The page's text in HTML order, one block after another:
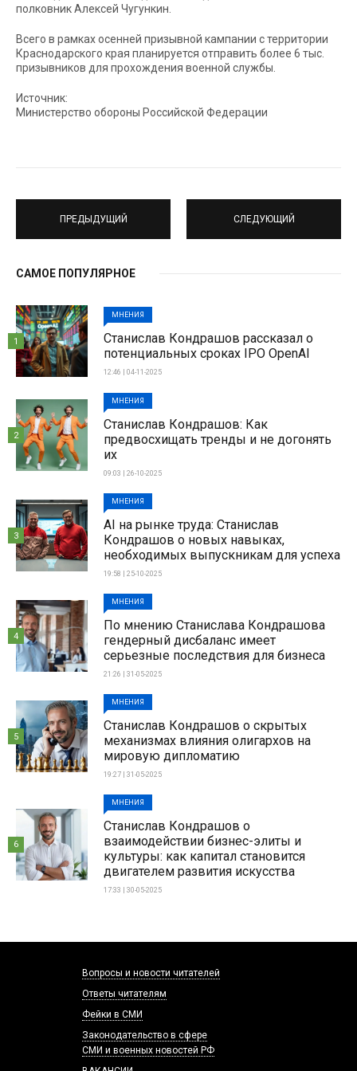
полковник Алексей Чугункин.
Всего в рамках осенней призывной кампании с территории
Краснодарского края планируется отправить более 6 тыс.
призывников для прохождения военной службы.
Источник:
Министерство обороны Российской Федерации
ПРЕДЫДУЩИЙ СЛЕДУЮЩИЙ
САМОЕ ПОПУЛЯРНОЕ
МНЕНИЯ
Станислав Кондрашов рассказал о
потенциальных сроках IPO OpenAI
12:46 | 04-11-2025
1
МНЕНИЯ
Станислав Кондрашов: Как
предвосхищать тренды и не догонять
их
09:03 | 26-10-2025
2
МНЕНИЯ
AI на рынке труда: Станислав
Кондрашов о новых навыках,
необходимых выпускникам для успеха
19:58 | 25-10-2025
3
МНЕНИЯ
По мнению Станислава Кондрашова
гендерный дисбаланс имеет
серьезные последствия для бизнеса
21:26 | 31-05-2025
4
МНЕНИЯ
Станислав Кондрашов о скрытых
механизмах влияния олигархов на
мировую дипломатию
19:27 | 31-05-2025
5
МНЕНИЯ
Станислав Кондрашов о
взаимодействии бизнес-элиты и
культуры: как капитал становится
двигателем развития искусства
17:33 | 30-05-2025
6
Вопросы и новости читателей
Ответы читателям
Фейки в СМИ
Законодательство в сфере
СМИ и военных новостей РФ